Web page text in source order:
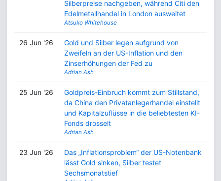
Silberpreise nachgeben, während Citi den
Edelmetallhandel in London ausweitet
Atsuko Whitehouse
26 Jun '26
Gold und Silber legen aufgrund von
Zweifeln an der US-Inflation und den
Zinserhöhungen der Fed zu
Adrian Ash
25 Jun '26
Goldpreis-Einbruch kommt zum Stillstand,
da China den Privatanlegerhandel einstellt
und Kapitalzuflüsse in die beliebtesten KI-
Fonds drosselt
Adrian Ash
23 Jun '26
Das „Inflationsproblem“ der US-Notenbank
lässt Gold sinken, Silber testet
Sechsmonatstief